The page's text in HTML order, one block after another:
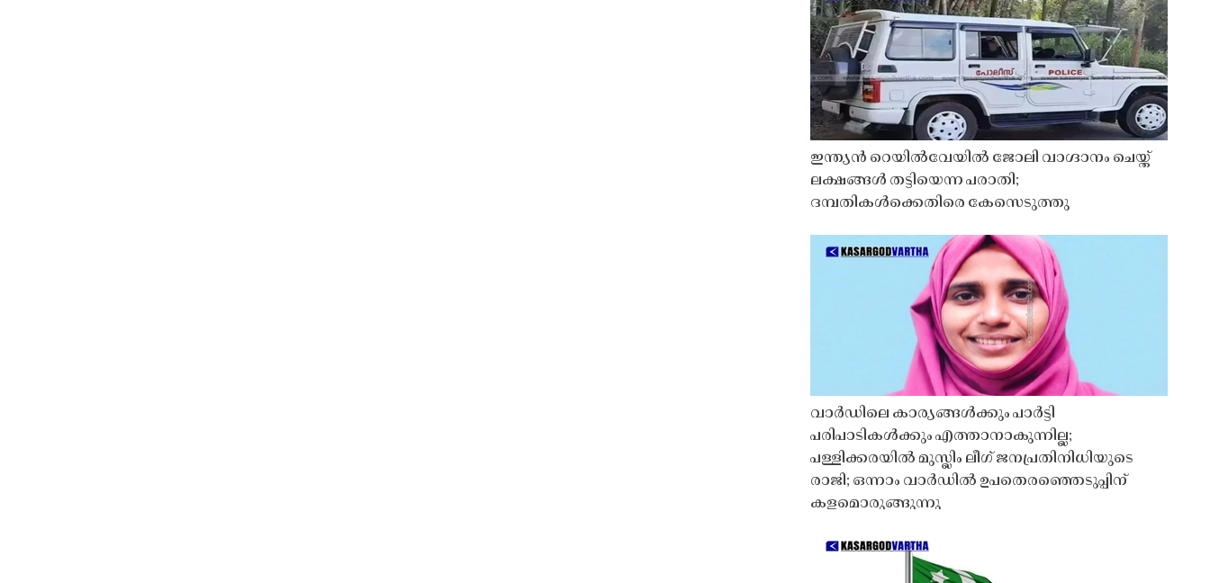
ഇന്ത്യൻ റെയിൽവേയിൽ ജോലി വാഗ്ദാനം ചെയ്ത്
ലക്ഷങ്ങൾ തട്ടിയെന്ന പരാതി;
ദമ്പതികൾക്കെതിരെ കേസെടുത്തു
വാർഡിലെ കാര്യങ്ങൾക്കും പാർട്ടി
പരിപാടികൾക്കും എത്താനാകുന്നില്ല;
പള്ളിക്കരയിൽ മുസ്ലിം ലീഗ് ജനപ്രതിനിധിയുടെ
രാജി; ഒന്നാം വാർഡിൽ ഉപതെരഞ്ഞെടുപ്പിന്
കളമൊരുങ്ങുന്നു